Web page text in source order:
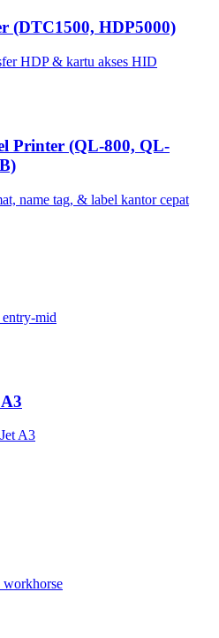
(DTC1500, HDP5000)
HDP & kartu akses HID
Printer (QL-800, QL-
name tag, & label kantor cepat
mid
A3